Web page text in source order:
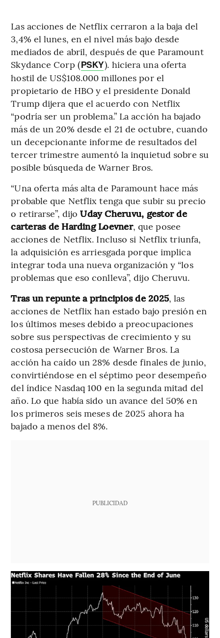
Las acciones de Netflix cerraron a la baja del
3,4% el lunes, en el nivel más bajo desde
mediados de abril, después de que Paramount
Skydance Corp (PSKY). hiciera una oferta
hostil de US$108.000 millones por el
propietario de HBO y el presidente Donald
Trump dijera que el acuerdo con Netflix
“podría ser un problema.” La acción ha bajado
más de un 20% desde el 21 de octubre, cuando
un decepcionante informe de resultados del
tercer trimestre aumentó la inquietud sobre su
posible búsqueda de Warner Bros.
“Una oferta más alta de Paramount hace más
probable que Netflix tenga que subir su precio
o retirarse”, dijoUday Cheruvu, gestor de
carteras de Harding Loevner, que posee
acciones de Netflix. Incluso si Netflix triunfa,
la adquisición es arriesgada porque implica
integrar toda una nueva organización y “los
problemas que eso conlleva”, dijo Cheruvu.
Tras un repunte a principios de 2025, las
acciones de Netflix han estado bajo presión en
los últimos meses debido a preocupaciones
sobre sus perspectivas de crecimiento y su
costosa persecución de Warner Bros. La
acción ha caído un 28% desde finales de junio,
convirtiéndose en el séptimo peor desempeño
del índice Nasdaq 100 en la segunda mitad del
año. Lo que había sido un avance del 50% en
los primeros seis meses de 2025 ahora ha
bajado a menos del 8%.
PUBLICIDAD